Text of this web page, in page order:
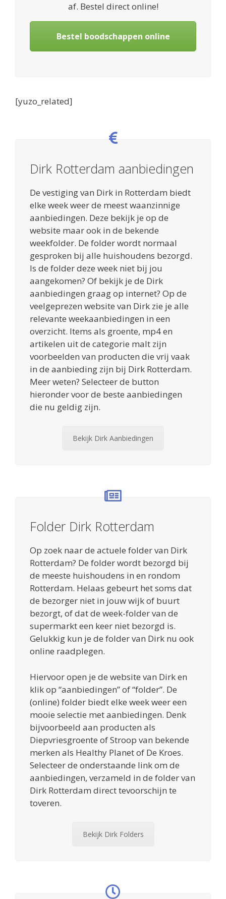
af. Bestel direct online!
Bestel boodschappen online
[yuzo_related]
Dirk Rotterdam aanbiedingen
De vestiging van Dirk in Rotterdam biedt
elke week weer de meest waanzinnige
aanbiedingen. Deze bekijk je op de
website maar ook in de bekende
weekfolder. De folder wordt normaal
gesproken bij alle huishoudens bezorgd.
Is de folder deze week niet bij jou
aangekomen? Of bekijk je de Dirk
aanbiedingen graag op internet? Op de
veelgeprezen website van Dirk zie je alle
relevante weekaanbiedingen in een
overzicht. Items als groente, mp4 en
artikelen uit de categorie malt zijn
voorbeelden van producten die vrij vaak
in de aanbieding zijn bij Dirk Rotterdam.
Meer weten? Selecteer de button
hieronder voor de beste aanbiedingen
die nu geldig zijn.
Bekijk Dirk Aanbiedingen
Folder Dirk Rotterdam
Op zoek naar de actuele folder van Dirk
Rotterdam? De folder wordt bezorgd bij
de meeste huishoudens in en rondom
Rotterdam. Helaas gebeurt het soms dat
de bezorger niet in jouw wijk of buurt
bezorgt, of dat de week-folder van de
supermarkt een keer niet bezorgd is.
Gelukkig kun je de folder van Dirk nu ook
online raadplegen.
Hiervoor open je de website van Dirk en
klik op “aanbiedingen” of “folder”. De
(online) folder biedt elke week weer een
mooie selectie met aanbiedingen. Denk
bijvoorbeeld aan producten als
Diepvriesgroente of Stroop van bekende
merken als Healthy Planet of De Kroes.
Selecteer de onderstaande link om de
aanbiedingen, verzameld in de folder van
Dirk Rotterdam direct tevoorschijn te
toveren.
Bekijk Dirk Folders